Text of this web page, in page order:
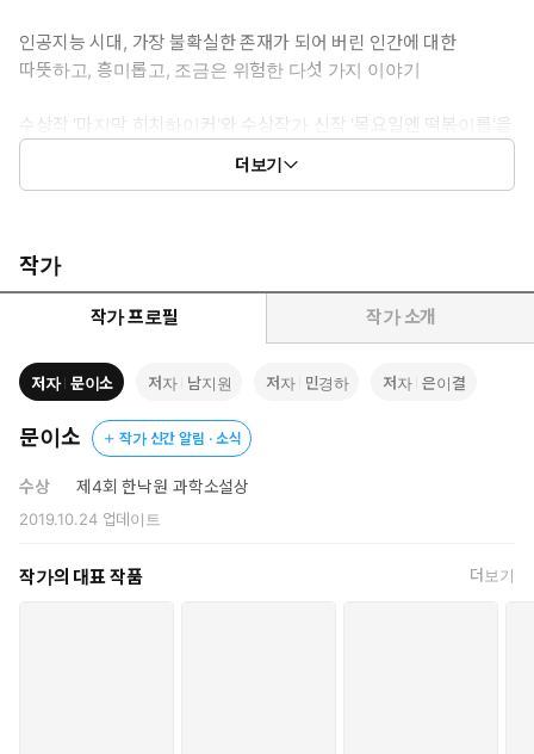
인공지능 시대, 가장 불확실한 존재가 되어 버린 인간에 대한
따뜻하고, 흥미롭고, 조금은 위험한 다섯 가지 이야기
수상작 '마지막 히치하이커'와 수상작가 신작 '목요일엔 떡볶이를'을
비롯한 세 편의 우수 응모작이 실려 있다. 한국 신화와 외계인의 상
관 관계('잠수'), 부성애라는 에러에 부딪힌 인공지능('절대 정의 레
2014년, 마치 난로에 팔다리가 달린 것처럼 생긴 로봇 하나가 캐
나다의 동부에서 서부로 횡단하는 데 성공했다. 흔히 로봇의 이점
하면 떠오르는 강철 체력 덕분에 인간이 잠자는 사이에 걷거나 달
려서 횡단했더라면 그리 화제가 되지 않았을 것이다. 흥미롭게도
이 로봇은 길을 지나는 사람들에게 부탁해 차를 얻어 탔다.
히치봇 HitchBOT은 열아홉 번의 히치하이킹으로 캐나다 횡단에
성공하고, 그해 겨울 무사히 독일을 여행했다. 그리고 2015년 미국
횡단을 시작한 지 2주만에 도로변에서 처참히 부서진 채로 발견되
했는지는 밝혀지지 않았다.
더보기
작가
작가 프로필 작가 소개
저자 문이소 저자 남지원 저자 민경하 저자 은이결
문이소 작가 신간 알림 · 소식
수상 제4회 한낙원 과학소설상
2019.10.24업데이트
작가의 대표 작품 더보기